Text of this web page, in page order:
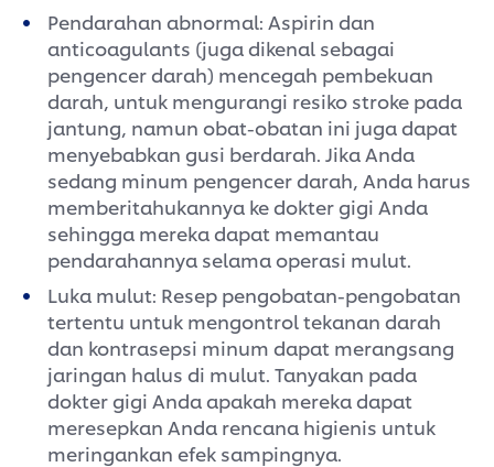
Pendarahan abnormal: Aspirin dan
anticoagulants (juga dikenal sebagai
pengencer darah) mencegah pembekuan
darah, untuk mengurangi resiko stroke pada
jantung, namun obat-obatan ini juga dapat
menyebabkan gusi berdarah. Jika Anda
sedang minum pengencer darah, Anda harus
memberitahukannya ke dokter gigi Anda
sehingga mereka dapat memantau
pendarahannya selama operasi mulut.
Luka mulut: Resep pengobatan-pengobatan
tertentu untuk mengontrol tekanan darah
dan kontrasepsi minum dapat merangsang
jaringan halus di mulut. Tanyakan pada
dokter gigi Anda apakah mereka dapat
meresepkan Anda rencana higienis untuk
meringankan efek sampingnya.